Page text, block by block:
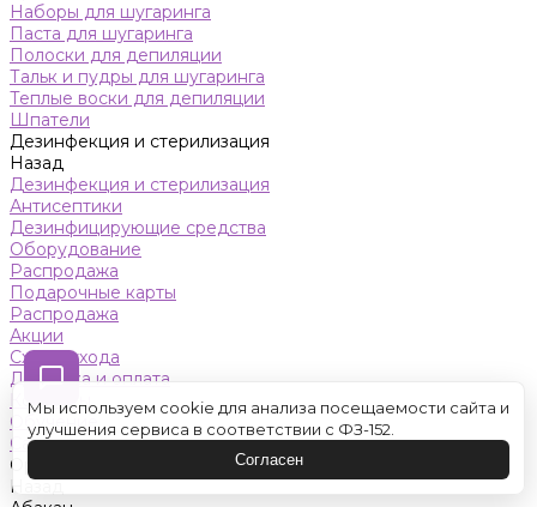
Наборы для шугаринга
Паста для шугаринга
Полоски для депиляции
Тальк и пудры для шугаринга
Теплые воски для депиляции
Шпатели
Дезинфекция и стерилизация
Назад
Дезинфекция и стерилизация
Антисептики
Дезинфицирующие средства
Оборудование
Распродажа
Подарочные карты
Распродажа
Акции
Схемы ухода
Доставка и оплата
Контакты
Обучение
Салон красоты
Оренбург
Назад
Мы используем cookie для анализа посещаемости сайта и
улучшения сервиса в соответствии с ФЗ-152.
Согласен